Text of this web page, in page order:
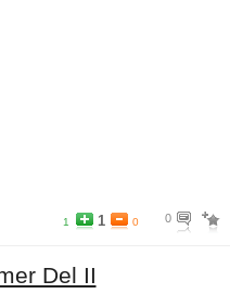
1 1 0 0
Del II